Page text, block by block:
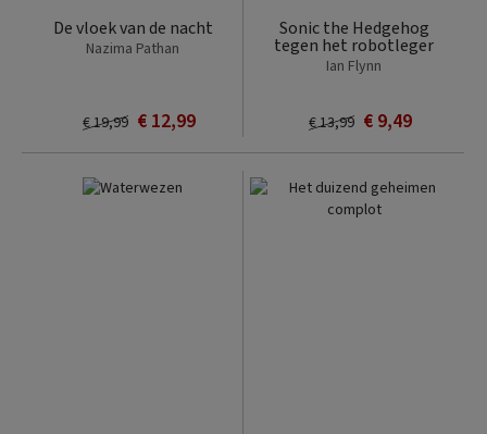
De vloek van de nacht
Nazima Pathan
€ 12,99
€ 19,99
Sonic the Hedgehog
tegen het robotleger
Ian Flynn
€ 9,49
€ 13,99